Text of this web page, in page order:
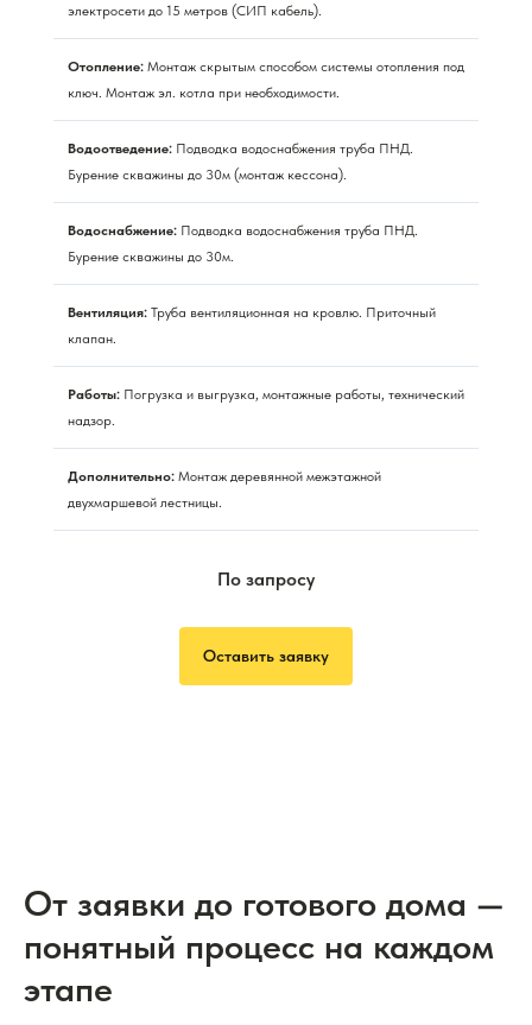
электросети до 15 метров (СИП кабель).
Отопление: Монтаж скрытым способом системы отопления под
ключ. Монтаж эл. котла при необходимости.
Водоотведение: Подводка водоснабжения труба ПНД.
Бурение скважины до 30м (монтаж кессона).
Водоснабжение: Подводка водоснабжения труба ПНД.
Бурение скважины до 30м.
Вентиляция: Труба вентиляционная на кровлю. Приточный
клапан.
Работы: Погрузка и выгрузка, монтажные работы, технический
надзор.
Дополнительно: Монтаж деревянной межэтажной
двухмаршевой лестницы.
По запросу
Оставить заявку
От заявки до готового дома —
понятный процесс на каждом
этапе